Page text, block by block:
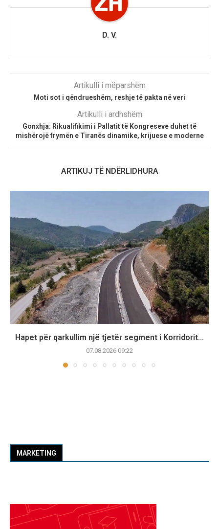
D. V.
Artikulli i mëparshëm
Moti sot i qëndrueshëm, reshje të pakta në veri
Artikulli i ardhshëm
Gonxhja: Rikualifikimi i Pallatit të Kongreseve duhet të
mishërojë frymën e Tiranës dinamike, krijuese e moderne
ARTIKUJ TË NDËRLIDHURA
Hapet për qarkullim një tjetër segment i Korridorit...
07.08.2026 09:22
MARKETING